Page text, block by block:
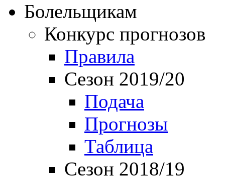
Болельщикам
Конкурс прогнозов
Правила
Сезон 2019/20
Подача
Прогнозы
Таблица
Сезон 2018/19